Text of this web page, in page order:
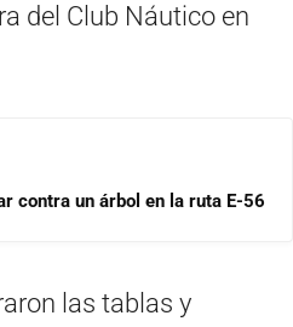
del Club Náutico en
contra un árbol en la ruta E-56
las tablas y